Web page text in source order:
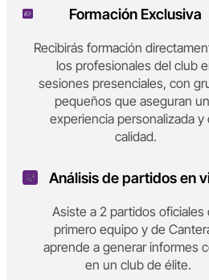
Formación Exclusiva
Recibirás formación
los profesionales del club
sesiones presenciales, con
pequeños que aseguran
experiencia personalizada y
calidad.
Análisis de partidos en
Asiste a 2 partidos oficiales
primero equipo y de
aprende a generar informes
en un club de élite.